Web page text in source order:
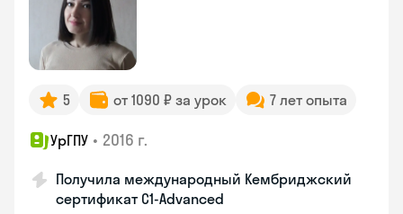
5 от 1090 ₽ за урок 7 лет опыта
УрГПУ • 2016 г.
Получила международный Кембриджский
сертификат С1-Advanced